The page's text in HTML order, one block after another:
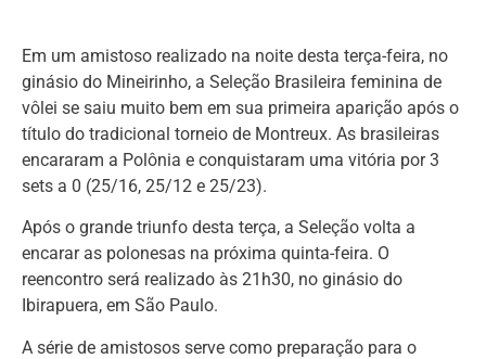
Em um amistoso realizado na noite desta terça-feira, no
ginásio do Mineirinho, a Seleção Brasileira feminina de
vôlei se saiu muito bem em sua primeira aparição após o
título do tradicional torneio de Montreux. As brasileiras
encararam a Polônia e conquistaram uma vitória por 3
sets a 0 (25/16, 25/12 e 25/23).
Após o grande triunfo desta terça, a Seleção volta a
encarar as polonesas na próxima quinta-feira. O
reencontro será realizado às 21h30, no ginásio do
Ibirapuera, em São Paulo.
A série de amistosos serve como preparação para o